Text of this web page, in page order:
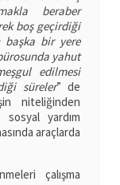
beraber
boş geçirdiği
başka bir yere
yahut
edilmesi
süreler” de
niteliğinden
yardım
araçlarda
çalışma